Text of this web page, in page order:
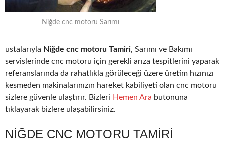
Niğde cnc motoru Sarımı
ustalarıyla Niğde cnc motoru Tamiri, Sarımı ve Bakımı
servislerinde cnc motoru için gerekli arıza tespitlerini yaparak
referanslarında da rahatlıkla görüleceği üzere üretim hızınızı
kesmeden makinalarınızın hareket kabiliyeti olan cnc motoru
sizlere güvenle ulaştırır. Bizleri Hemen Ara butonuna
tıklayarak bizlere ulaşabilirsiniz.
NIĞDE CNC MOTORU TAMIRI